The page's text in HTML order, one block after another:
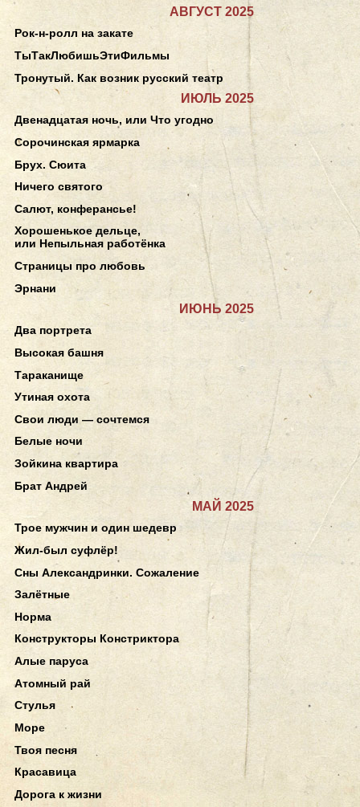
АВГУСТ 2025
Рок-н-ролл на закате
ТыТакЛюбишьЭтиФильмы
Тронутый. Как возник русский театр
ИЮЛЬ 2025
Двенадцатая ночь, или Что угодно
Сорочинская ярмарка
Брух. Сюита
Ничего святого
Салют, конферансье!
Хорошенькое дельце,
или Непыльная работёнка
Страницы про любовь
Эрнани
ИЮНЬ 2025
Два портрета
Высокая башня
Тараканище
Утиная охота
Свои люди — сочтемся
Белые ночи
Зойкина квартира
Брат Андрей
МАЙ 2025
Трое мужчин и один шедевр
Жил-был суфлёр!
Сны Александринки. Сожаление
Залётные
Норма
Конструкторы Констриктора
Алые паруса
Атомный рай
Стулья
Море
Твоя песня
Красавица
Дорога к жизни